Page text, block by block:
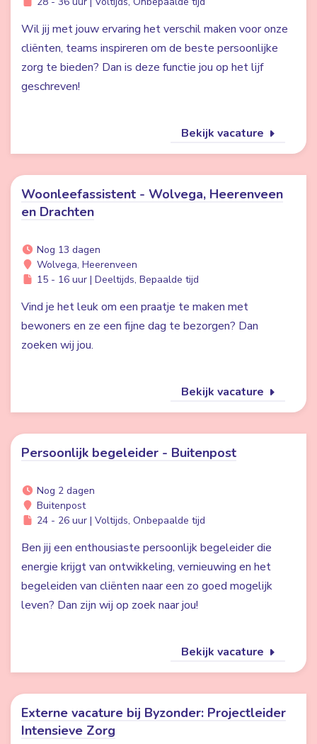
Wil jij met jouw ervaring het verschil maken voor onze
cliënten, teams inspireren om de beste persoonlijke
zorg te bieden? Dan is deze functie jou op het lijf
geschreven!
Bekijk vacature
Woonleefassistent - Wolvega, Heerenveen
en Drachten
Nog 13 dagen
Wolvega, Heerenveen
15 - 16 uur | Deeltijds, Bepaalde tijd
Vind je het leuk om een praatje te maken met
bewoners en ze een fijne dag te bezorgen? Dan
zoeken wij jou.
Bekijk vacature
Persoonlijk begeleider - Buitenpost
Nog 2 dagen
Buitenpost
24 - 26 uur | Voltijds, Onbepaalde tijd
Ben jij een enthousiaste persoonlijk begeleider die
energie krijgt van ontwikkeling, vernieuwing en het
begeleiden van cliënten naar een zo goed mogelijk
leven? Dan zijn wij op zoek naar jou!
Bekijk vacature
Externe vacature bij Byzonder: Projectleider
Intensieve Zorg